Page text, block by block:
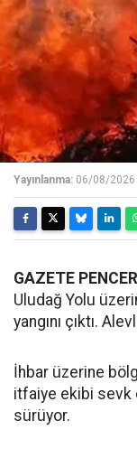
Yayınlanma: 06/08/2026
GAZETE
Uludağ Yolu
yangını çıktı.
İhbar üzerine
itfaiye ekibi sevk
sürüyor.